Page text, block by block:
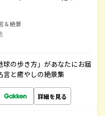
＆絶景
の歩き方」があなたにお届
言と癒やしの絶景集
詳細を見る